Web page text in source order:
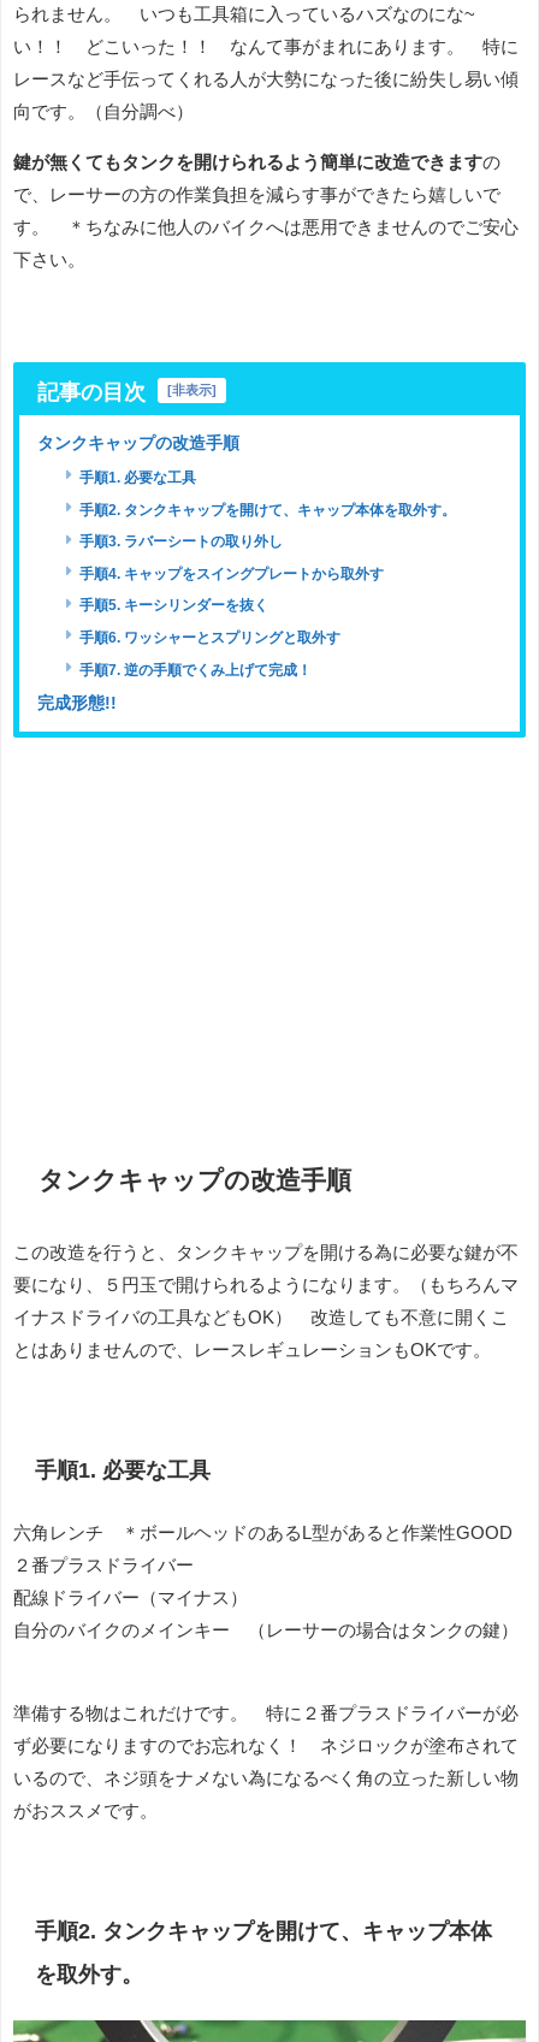
られません。 いつも工具箱に入っているハズなのにな~
い！！ どこいった！！ なんて事がまれにあります。 特に
レースなど手伝ってくれる人が大勢になった後に紛失し易い傾
向です。（自分調べ）
鍵が無くてもタンクを開けられるよう簡単に改造できますの
で、レーサーの方の作業負担を減らす事ができたら嬉しいで
す。 ＊ちなみに他人のバイクへは悪用できませんのでご安心
下さい。
記事の目次 [非表示]
タンクキャップの改造手順
手順1. 必要な工具
手順2. タンクキャップを開けて、キャップ本体を取外す。
手順3. ラバーシートの取り外し
手順4. キャップをスイングプレートから取外す
手順5. キーシリンダーを抜く
手順6. ワッシャーとスプリングと取外す
手順7. 逆の手順でくみ上げて完成！
完成形態!!
タンクキャップの改造手順
この改造を行うと、タンクキャップを開ける為に必要な鍵が不
要になり、５円玉で開けられるようになります。（もちろんマ
イナスドライバの工具などもOK） 改造しても不意に開くこ
とはありませんので、レースレギュレーションもOKです。
手順1. 必要な工具
六角レンチ ＊ボールヘッドのあるL型があると作業性GOOD
２番プラスドライバー
配線ドライバー（マイナス）
自分のバイクのメインキー （レーサーの場合はタンクの鍵）
準備する物はこれだけです。 特に２番プラスドライバーが必
ず必要になりますのでお忘れなく！ ネジロックが塗布されて
いるので、ネジ頭をナメない為になるべく角の立った新しい物
がおススメです。
手順2. タンクキャップを開けて、キャップ本体
を取外す。